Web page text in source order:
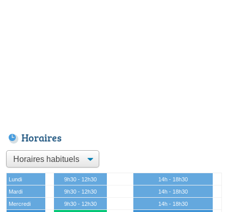
Horaires
Lundi 9h30 - 12h30
14h - 18h30
Mardi
9h30 - 12h30
14h - 18h30
Mercredi
9h30 - 12h30
14h - 18h30